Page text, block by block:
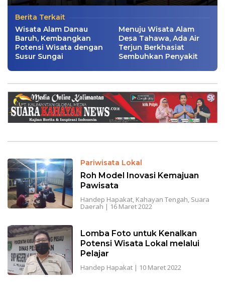
Berita Terkait
Wisata Alam Danau
Baruh, Kembangkan
Potensi Wisata dengan
Susur Sungai
Menuju Wisata Alam
Desa Tahawa, Ada Air
Terjun Berkhasiat
Sembuhkan Penyakit
Pariwisata Lokal
Roh Model Inovasi Kemajuan
Pawisata
Handep Hapakat, Kahayan Tengah, Suara
Daerah | 16 Maret 2022
Lomba Foto untuk Kenalkan
Potensi Wisata Lokal melalui
Pelajar
Handep Hapakat| 10 Maret 2022